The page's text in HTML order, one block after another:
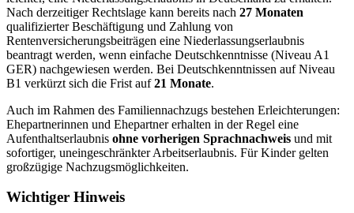
Nach derzeitiger Rechtslage kann bereits nach 27 Monaten
qualifizierter Beschäftigung und Zahlung von
Rentenversicherungsbeiträgen eine Niederlassungserlaubnis
beantragt werden, wenn einfache Deutschkenntnisse (Niveau A1
GER) nachgewiesen werden. Bei Deutschkenntnissen auf Niveau
B1 verkürzt sich die Frist auf21 Monate.
Auch im Rahmen des Familiennachzugs bestehen Erleichterungen:
Ehepartnerinnen und Ehepartner erhalten in der Regel eine
Aufenthaltserlaubnis ohne vorherigen Sprachnachweis und mit
sofortiger, uneingeschränkter Arbeitserlaubnis. Für Kinder gelten
großzügige Nachzugsmöglichkeiten.
Wichtiger Hinweis